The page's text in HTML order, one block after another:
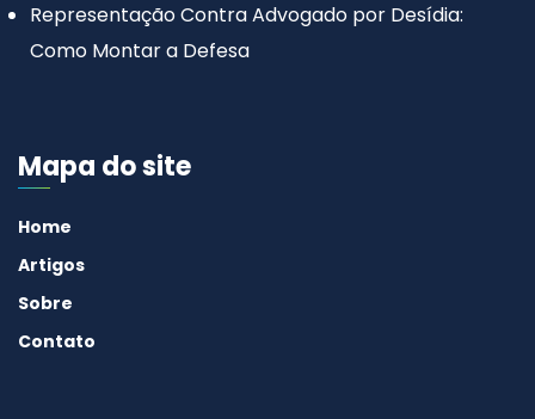
Representação Contra Advogado por Desídia:
Como Montar a Defesa
Mapa do site
Home
Artigos
Sobre
Contato